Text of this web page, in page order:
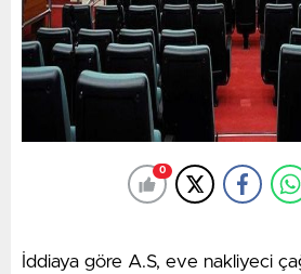
“Gençlerimizin geleceğini
huzurunu sağlamak için zehir
mücadelemize kararlılıkla devam
polislerimizi, Narkotik
Başsavcılıklarımızı ve emeği
0
İddiaya göre A.S, eve nakliyeci